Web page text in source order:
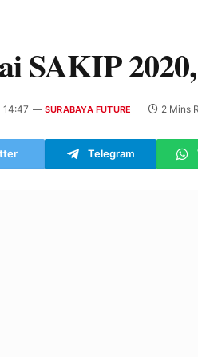
SAKIP
SURABAYA FUTURE 2 Mins
Telegram